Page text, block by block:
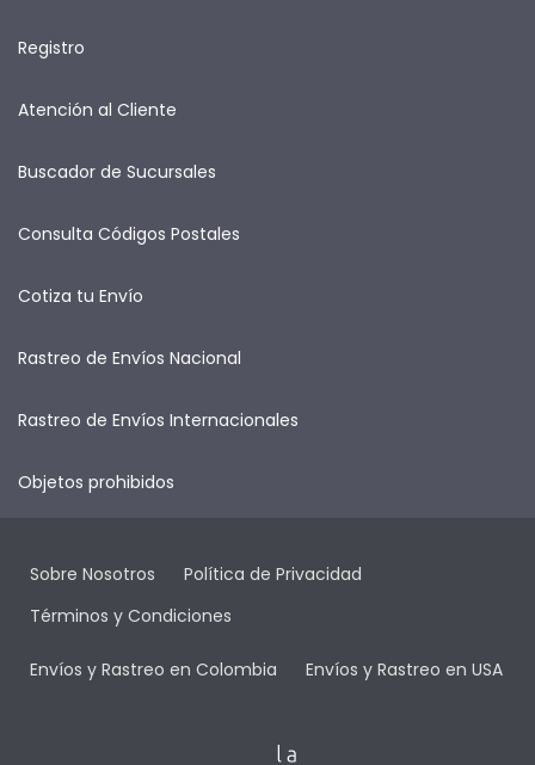
Registro
Atención al Cliente
Buscador de Sucursales
Consulta Códigos Postales
Cotiza tu Envío
Rastreo de Envíos Nacional
Rastreo de Envíos Internacionales
Objetos prohibidos
Sobre Nosotros
Política de Privacidad
Términos y Condiciones
Envíos y Rastreo en Colombia Envíos y Rastreo en USA